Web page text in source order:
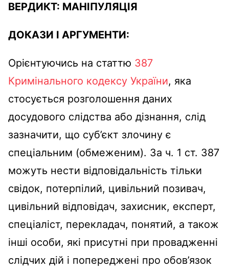
ВЕРДИКТ: МАНІПУЛЯЦІЯ
ДОКАЗИ І АРГУМЕНТИ:
Орієнтуючись на статтю 387
Кримінального кодексу України, яка
стосується розголошення даних
досудового слідства або дізнання, слід
зазначити, що суб’єкт злочину є
спеціальним (обмеженим). За ч. 1 ст. 387
можуть нести відповідальність тільки
свідок, потерпілий, цивільний позивач,
цивільний відповідач, захисник, експерт,
спеціаліст, перекладач, понятий, а також
інші особи, які присутні при провадженні
слідчих дій і попереджені про обов’язок